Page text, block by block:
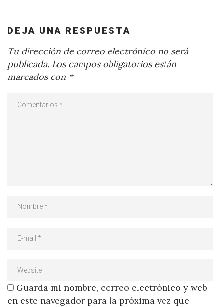
DEJA UNA RESPUESTA
Tu dirección de correo electrónico no será
publicada. Los campos obligatorios están
marcados con *
Guarda mi nombre, correo electrónico y web
en este navegador para la próxima vez que